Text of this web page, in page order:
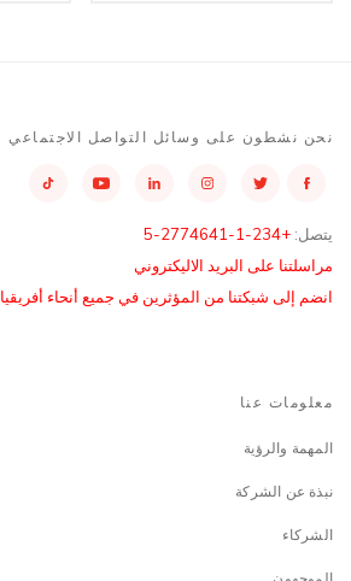
نحن نشطون على وسائل التواصل الاجتماعي
يتصل: +234-1-2774641-5
مراسلتنا على البريد الاليكتروني
انضم إلى شبكتنا من المؤثرين في جميع أنحاء أفريقيا
معلومات عنا
المهمة والرؤية
نبذة عن الشركة
الشركاء